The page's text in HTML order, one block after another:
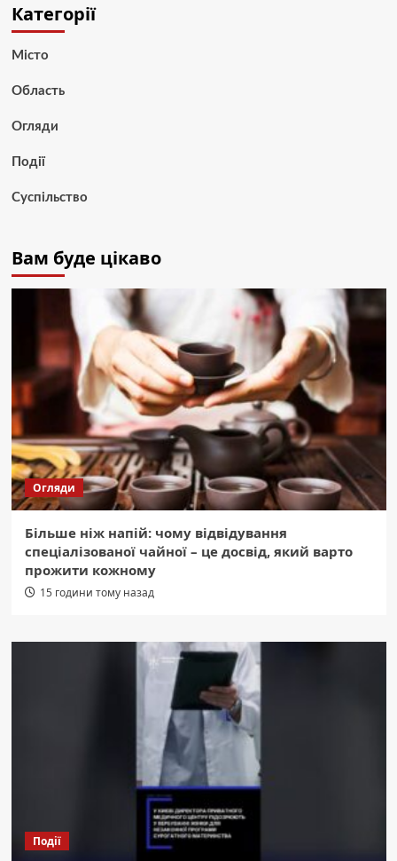
Категорії
Місто
Область
Огляди
Події
Суспільство
Вам буде цікаво
Огляди
Більше ніж напій: чому відвідування
спеціалізованої чайної – це досвід, який варто
прожити кожному
15 години тому назад
Події